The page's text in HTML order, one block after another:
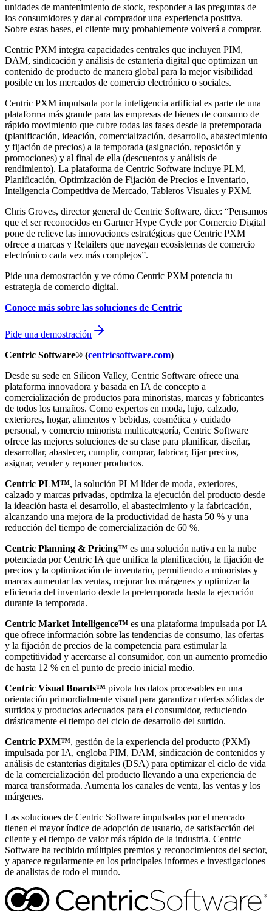
unidades de mantenimiento de stock, responder a las preguntas de
los consumidores y dar al comprador una experiencia positiva.
Sobre estas bases, el cliente muy probablemente volverá a comprar.
Centric PXM integra capacidades centrales que incluyen PIM,
DAM, sindicación y análisis de estantería digital que optimizan un
contenido de producto de manera global para la mejor visibilidad
posible en los mercados de comercio electrónico o sociales.
Centric PXM impulsada por la inteligencia artificial es parte de una
plataforma más grande para las empresas de bienes de consumo de
rápido movimiento que cubre todas las fases desde la pretemporada
(planificación, ideación, comercialización, desarrollo, abastecimiento
y fijación de precios) a la temporada (asignación, reposición y
promociones) y al final de ella (descuentos y análisis de
rendimiento). La plataforma de Centric Software incluye PLM,
Planificación, Optimización de Fijación de Precios e Inventario,
Inteligencia Competitiva de Mercado, Tableros Visuales y PXM.
Chris Groves, director general de Centric Software, dice: “Pensamos
que el ser reconocidos en Gartner Hype Cycle por Comercio Digital
pone de relieve las innovaciones estratégicas que Centric PXM
ofrece a marcas y Retailers que navegan ecosistemas de comercio
electrónico cada vez más complejos”.
Pide una demostración y ve cómo Centric PXM potencia tu
estrategia de comercio digital.
Conoce más sobre las soluciones de Centric
Pide una demostración
Centric Software® (centricsoftware.com)
Desde su sede en Silicon Valley, Centric Software ofrece una
plataforma innovadora y basada en IA de concepto a
comercialización de productos para minoristas, marcas y fabricantes
de todos los tamaños. Como expertos en moda, lujo, calzado,
exteriores, hogar, alimentos y bebidas, cosmética y cuidado
personal, y comercio minorista multicategoría, Centric Software
ofrece las mejores soluciones de su clase para planificar, diseñar,
desarrollar, abastecer, cumplir, comprar, fabricar, fijar precios,
asignar, vender y reponer productos.
Centric PLM™, la solución PLM líder de moda, exteriores,
calzado y marcas privadas, optimiza la ejecución del producto desde
la ideación hasta el desarrollo, el abastecimiento y la fabricación,
alcanzando una mejora de la productividad de hasta 50 % y una
reducción del tiempo de comercialización de 60 %.
Centric Planning & Pricing™ es una solución nativa en la nube
potenciada por Centric IA que unifica la planificación, la fijación de
precios y la optimización de inventario, permitiendo a minoristas y
marcas aumentar las ventas, mejorar los márgenes y optimizar la
eficiencia del inventario desde la pretemporada hasta la ejecución
durante la temporada.
Centric Market Intelligence™ es una plataforma impulsada por IA
que ofrece información sobre las tendencias de consumo, las ofertas
y la fijación de precios de la competencia para estimular la
competitividad y acercarse al consumidor, con un aumento promedio
de hasta 12 % en el punto de precio inicial medio.
Centric Visual Boards™ pivota los datos procesables en una
orientación primordialmente visual para garantizar ofertas sólidas de
surtidos y productos adecuados para el consumidor, reduciendo
drásticamente el tiempo del ciclo de desarrollo del surtido.
Centric PXM™, gestión de la experiencia del producto (PXM)
impulsada por IA, engloba PIM, DAM, sindicación de contenidos y
análisis de estanterías digitales (DSA) para optimizar el ciclo de vida
de la comercialización del producto llevando a una experiencia de
marca transformada. Aumenta los canales de venta, las ventas y los
márgenes.
Las soluciones de Centric Software impulsadas por el mercado
tienen el mayor índice de adopción de usuario, de satisfacción del
cliente y el tiempo de valor más rápido de la industria. Centric
Software ha recibido múltiples premios y reconocimientos del sector,
y aparece regularmente en los principales informes e investigaciones
de analistas de todo el mundo.